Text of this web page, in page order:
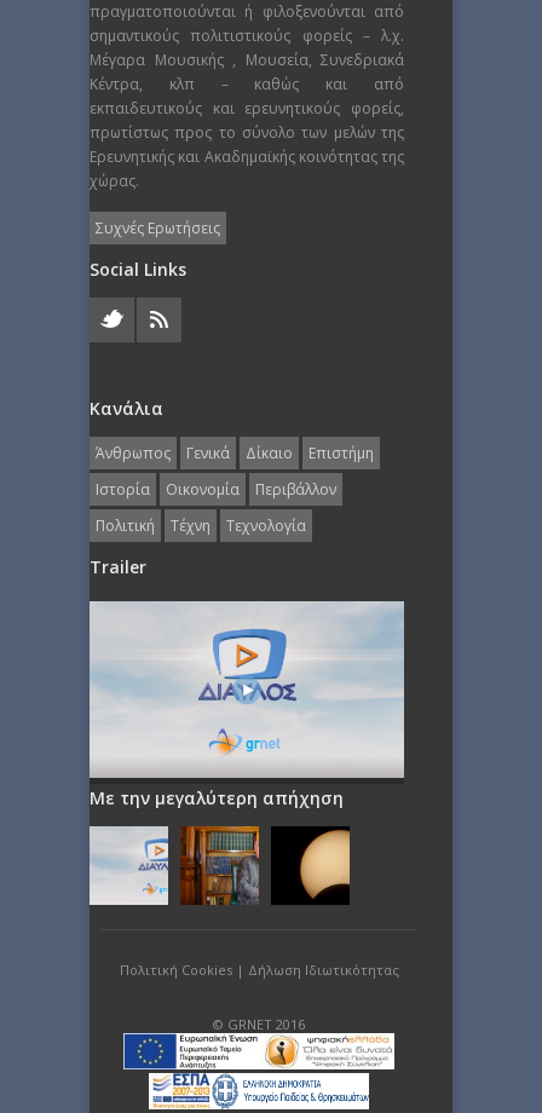
πραγματοποιούνται ή φιλοξενούνται από
σημαντικούς πολιτιστικούς φορείς – λ.χ.
Μέγαρα Μουσικής , Μουσεία, Συνεδριακά
Κέντρα, κλπ – καθώς και από
εκπαιδευτικούς και ερευνητικούς φορείς,
πρωτίστως προς το σύνολο των μελών της
Ερευνητικής και Ακαδημαϊκής κοινότητας της
χώρας.
Συχνές Ερωτήσεις
Social Links
Κανάλια
Άνθρωπος Γενικά Δίκαιο
Επιστήμη
Ιστορία
Οικονομία
Περιβάλλον
Πολιτική
Τέχνη Τεχνολογία
Trailer
Με την μεγαλύτερη απήχηση
Πολιτική Cookies| Δήλωση Ιδιωτικότητας
© GRNET 2016